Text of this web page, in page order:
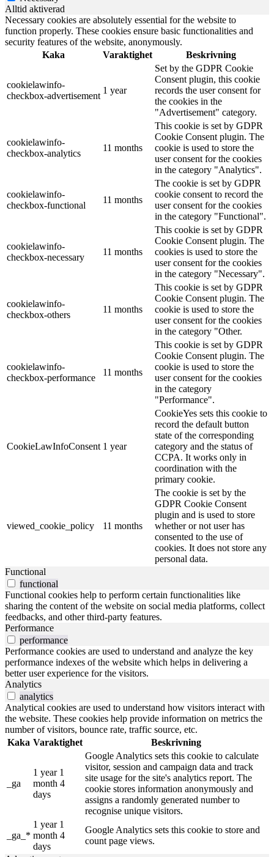
Alltid aktiverad
Necessary cookies are absolutely essential for the website to
function properly. These cookies ensure basic functionalities and
security features of the website, anonymously.
Kaka
Varaktighet Beskrivning
cookielawinfo-
checkbox-advertisement
1 year
Set by the GDPR Cookie
Consent plugin, this cookie
records the user consent for
the cookies in the
"Advertisement" category.
cookielawinfo-
checkbox-analytics
11 months
This cookie is set by GDPR
Cookie Consent plugin. The
cookie is used to store the
user consent for the cookies
in the category "Analytics".
cookielawinfo-
checkbox-functional
11 months
The cookie is set by GDPR
cookie consent to record the
user consent for the cookies
in the category "Functional".
cookielawinfo-
checkbox-necessary
11 months
This cookie is set by GDPR
Cookie Consent plugin. The
cookies is used to store the
user consent for the cookies
in the category "Necessary".
cookielawinfo-
checkbox-others
11 months
This cookie is set by GDPR
Cookie Consent plugin. The
cookie is used to store the
user consent for the cookies
in the category "Other.
cookielawinfo-
checkbox-performance
11 months
This cookie is set by GDPR
Cookie Consent plugin. The
cookie is used to store the
user consent for the cookies
in the category
"Performance".
CookieLawInfoConsent 1 year
CookieYes sets this cookie to
record the default button
state of the corresponding
category and the status of
CCPA. It works only in
coordination with the
primary cookie.
viewed_cookie_policy 11 months
The cookie is set by the
GDPR Cookie Consent
plugin and is used to store
whether or not user has
consented to the use of
cookies. It does not store any
personal data.
Functional
functional
Functional cookies help to perform certain functionalities like
sharing the content of the website on social media platforms, collect
feedbacks, and other third-party features.
Performance
performance
Performance cookies are used to understand and analyze the key
performance indexes of the website which helps in delivering a
better user experience for the visitors.
Analytics
analytics
Analytical cookies are used to understand how visitors interact with
the website. These cookies help provide information on metrics the
number of visitors, bounce rate, traffic source, etc.
Kaka Varaktighet Beskrivning
_ga
1 year 1
month 4
days
Google Analytics sets this cookie to calculate
visitor, session and campaign data and track
site usage for the site's analytics report. The
cookie stores information anonymously and
assigns a randomly generated number to
recognise unique visitors.
_ga_*
1 year 1
month 4
days
Google Analytics sets this cookie to store and
count page views.